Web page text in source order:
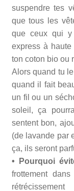
suspendre tes
que tous les
que ceux qui y
express à
ton coton bio ou
Alors quand tu
quand il fait
un fil ou un
soleil, ça
sentent bon,
(de lavande par
ça, ils seront
• Pourquoi
frottement